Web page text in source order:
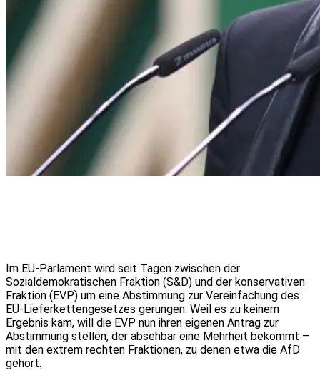
Im EU-Parlament wird seit Tagen zwischen der
Sozialdemokratischen Fraktion (S&D) und der konservativen
Fraktion (EVP) um eine Abstimmung zur Vereinfachung des
EU-Lieferkettengesetzes gerungen. Weil es zu keinem
Ergebnis kam, will die EVP nun ihren eigenen Antrag zur
Abstimmung stellen, der absehbar eine Mehrheit bekommt –
mit den extrem rechten Fraktionen, zu denen etwa die AfD
gehört.